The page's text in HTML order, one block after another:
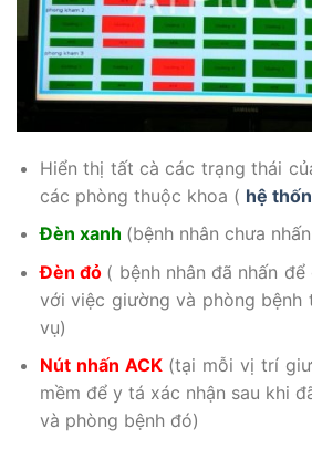
Hiển thị tất cà các trạng thái
các phòng thuộc khoa ( hệ
Đèn xanh (bệnh nhân chưa
Đèn đỏ ( bệnh nhân đã nhấn
với việc giường và phòng bệnh
vụ)
Nút nhấn ACK (tại mỗi vị trí
mềm để y tá xác nhận sau khi
và phòng bệnh đó)